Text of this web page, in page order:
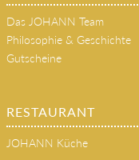
HOME
Das JOHANN Team
RESTAURANT